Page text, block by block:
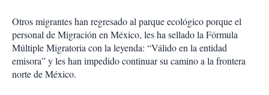
Otros migrantes han regresado al parque ecológico porque el
personal de Migración en México, les ha sellado la Fórmula
Múltiple Migratoria con la leyenda: “Válido en la entidad
emisora” y les han impedido continuar su camino a la frontera
norte de México.